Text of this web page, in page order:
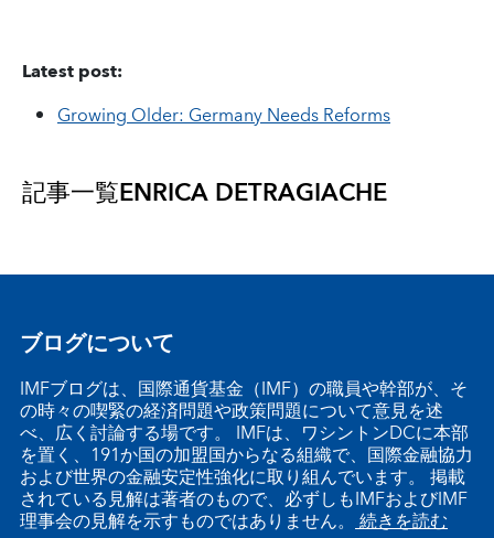
Latest post:
Growing Older: Germany Needs Reforms
記事一覧ENRICA DETRAGIACHE
ブログについて
IMFブログは、国際通貨基金（IMF）の職員や幹部が、そ
の時々の喫緊の経済問題や政策問題について意見を述
べ、広く討論する場です。 IMFは、ワシントンDCに本部
を置く、191か国の加盟国からなる組織で、国際金融協力
および世界の金融安定性強化に取り組んでいます。 掲載
されている見解は著者のもので、必ずしもIMFおよびIMF
理事会の見解を示すものではありません。 続きを読む